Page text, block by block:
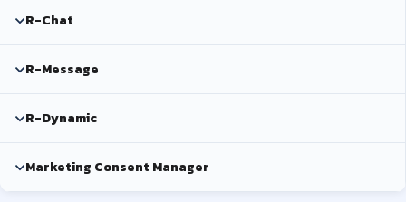
R-Chat
R-Message
R-Dynamic
Marketing Consent Manager